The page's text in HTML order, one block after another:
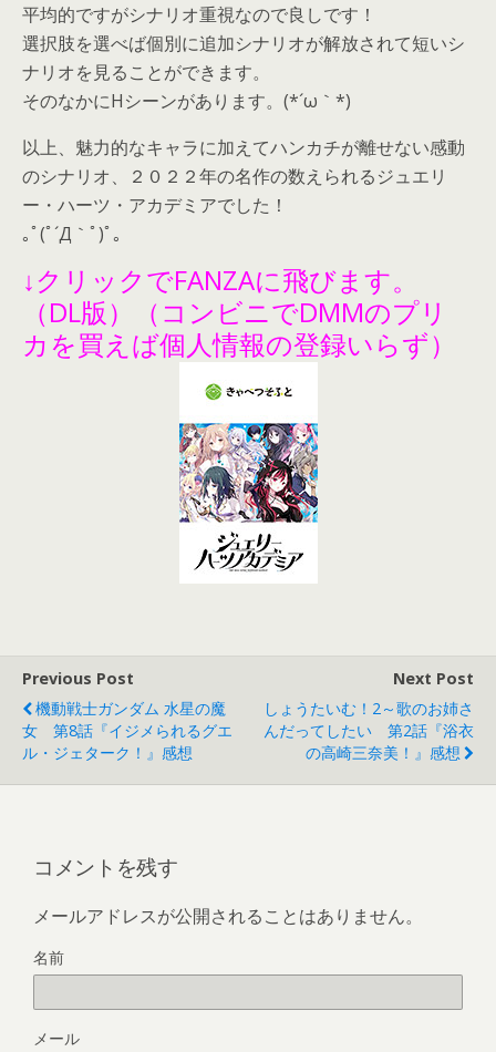
平均的ですがシナリオ重視なので良しです！
選択肢を選べば個別に追加シナリオが解放されて短いシ
ナリオを見ることができます。
そのなかにHシーンがあります。(*´ω｀*)
以上、魅力的なキャラに加えてハンカチが離せない感動
のシナリオ、２０２２年の名作の数えられるジュエリ
ー・ハーツ・アカデミアでした！
｡ﾟ(ﾟ´Д｀ﾟ)ﾟ｡
↓クリックでFANZAに飛びます。
（DL版）（コンビニでDMMのプリ
カを買えば個人情報の登録いらず）
Previous Post
機動戦士ガンダム 水星の魔
女 第8話『イジメられるグエ
ル・ジェターク！』感想
Next Post
しょうたいむ！2～歌のお姉さ
んだってしたい 第2話『浴衣
の高崎三奈美！』感想
コメントを残す
メールアドレスが公開されることはありません。
名前
メール